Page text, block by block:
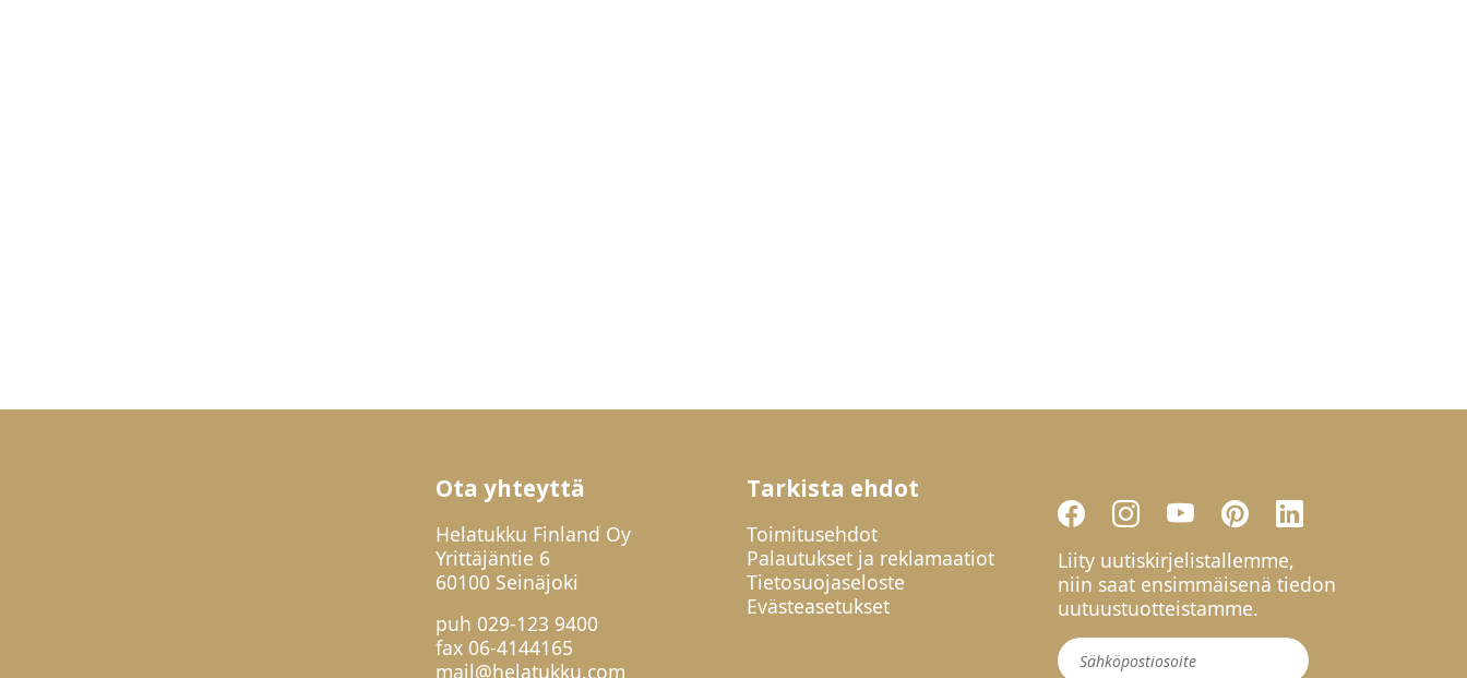
Ota yhteyttä
Helatukku Finland Oy
Yrittäjäntie 6
60100 Seinäjoki
puh 029-123 9400
fax 06-4144165
mail@helatukku.com
Tarkista ehdot
Toimitusehdot
Palautukset ja reklamaatiot
Tietosuojaseloste
Evästeasetukset
Liity uutiskirjelistallemme,
niin saat ensimmäisenä tiedon
uutuustuotteistamme.
Uutiskirje